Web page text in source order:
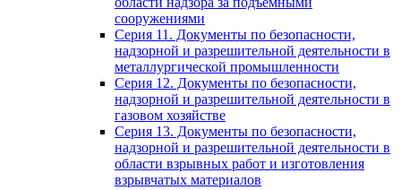
сооружениями
Серия 11. Документы по безопасности,
надзорной и разрешительной деятельности в
металлургической промышленности
Серия 12. Документы по безопасности,
надзорной и разрешительной деятельности в
газовом хозяйстве
Серия 13. Документы по безопасности,
надзорной и разрешительной деятельности в
области взрывных работ и изготовления
взрывчатых материалов